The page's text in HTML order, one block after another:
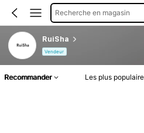
Recherche en magasin
RuiSha
Vendeur
Recommander Les plus